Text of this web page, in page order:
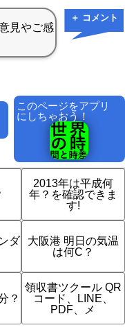
＋ コメント
このページをアプリ
にしちゃおう！
2013年は平成何
年？を確認できま
す!
ダ
大阪港 明日の気温
は何C？
？
領収書ツクール QR
コード、LINE、
PDF、メ